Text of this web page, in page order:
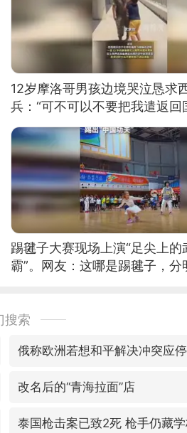
12岁摩洛哥男孩边境哭泣恳求
兵：“可不可以不要把我遣返回
踢毽子大赛现场上演“足尖上的
霸”。网友：这哪是踢毽子，分
搜索
俄称欧洲若想和平解决冲突应
改名后的“青海拉面”店
泰国枪击案已致2死 枪手仍藏